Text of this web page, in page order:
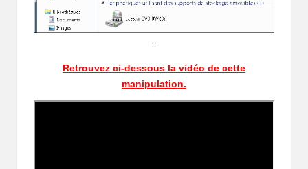
–
Retrouvez ci-dessous la vidéo de cette
manipulation.